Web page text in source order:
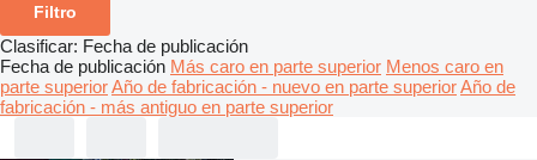
Filtro
Clasificar: Fecha de publicación
Fecha de publicación Más caro en parte superior Menos caro en
parte superiorAño de fabricación - nuevo en parte superiorAño de
fabricación - más antiguo en parte superior